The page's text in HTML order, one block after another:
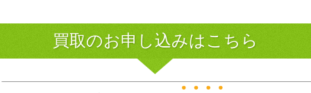
買取のお申し込みはこちら